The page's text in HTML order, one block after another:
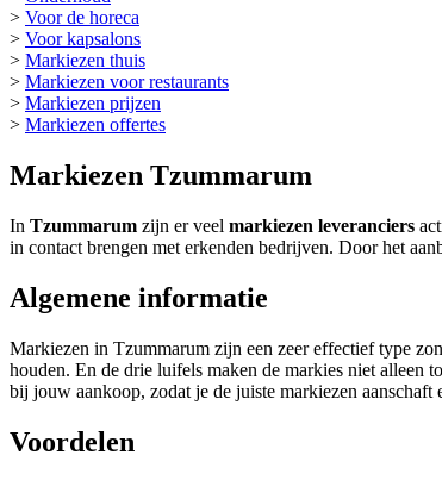
> Voor de horeca
> Voor kapsalons
> Markiezen thuis
> Markiezen voor restaurants
> Markiezen prijzen
> Markiezen offertes
Markiezen Tzummarum
In Tzummarum zijn er veel markiezen leveranciers
in contact brengen met erkenden bedrijven. Door het
Algemene informatie
Markiezen in Tzummarum zijn een zeer effectief type
houden. En de drie luifels maken de markies niet alleen
bij jouw aankoop, zodat je de juiste markiezen
Voordelen